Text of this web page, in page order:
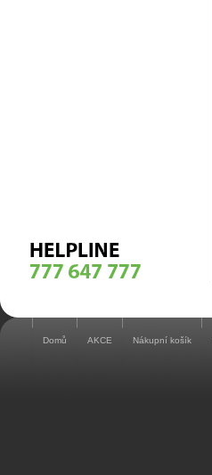
Domů AKCE Nákupní košík